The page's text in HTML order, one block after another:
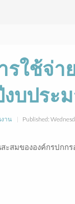
ใช้จ่า
งบประ
าน Published:
ะสมขององค์กรปกก